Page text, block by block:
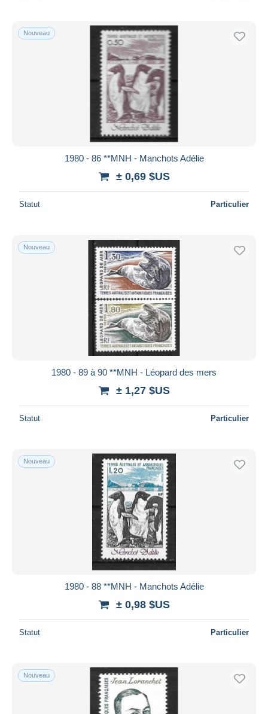
Nouveau
1980 - 86 **MNH - Manchots Adélie
± 0,69 $US
Statut Particulier
Nouveau
1980 - 89 à 90 **MNH - Léopard des mers
± 1,27 $US
Statut Particulier
Nouveau
1980 - 88 **MNH - Manchots Adélie
± 0,98 $US
Statut Particulier
Nouveau